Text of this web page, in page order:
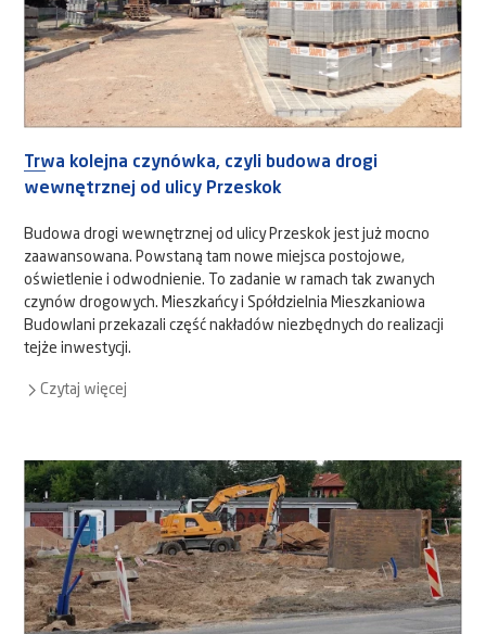
Trwa kolejna czynówka, czyli budowa drogi
wewnętrznej od ulicy Przeskok
Budowa drogi wewnętrznej od ulicy Przeskok jest już mocno
zaawansowana. Powstaną tam nowe miejsca postojowe,
oświetlenie i odwodnienie. To zadanie w ramach tak zwanych
czynów drogowych. Mieszkańcy i Spółdzielnia Mieszkaniowa
Budowlani przekazali część nakładów niezbędnych do realizacji
tejże inwestycji.
Czytaj więcej